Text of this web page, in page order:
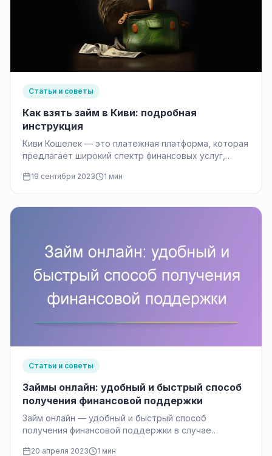
Статьи и советы
Как взять займ в Киви: подробная
инструкция
Киви Кошелек — это платежная платформа, которая
предлагает широкий спектр финансовых услуг,
19 сентября 2023 1 мин
Статьи и советы
Займы онлайн: удобный и быстрый способ
получения финансовой поддержки
Займ онлайн — удобный и быстрый способ
получения финансовой поддержки в случае
20 апреля 2023 1 мин